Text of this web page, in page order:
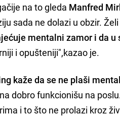
na to gleda Manfred
sada ne dolazi u obzir.
mentalni zamor i da
i opušteniji",kazao je.
kaže da se ne plaši
dobro funkcionišu na
i to što ne prolazi kroz